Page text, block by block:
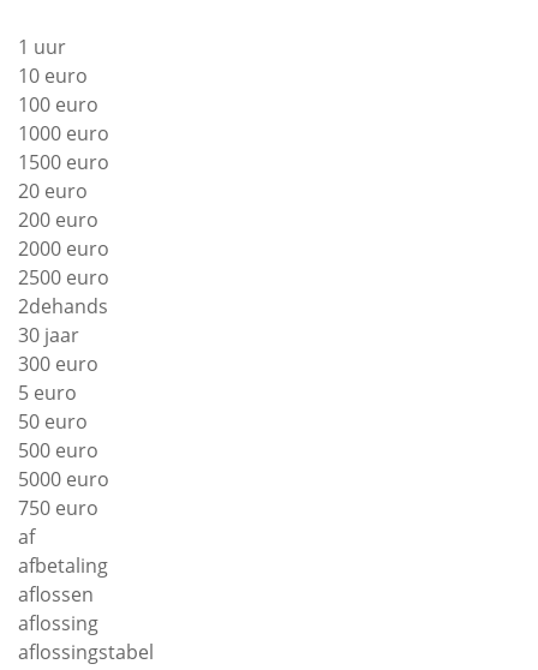
1 uur
10 euro
100 euro
1000 euro
1500 euro
20 euro
200 euro
2000 euro
2500 euro
2dehands
30 jaar
300 euro
5 euro
50 euro
500 euro
5000 euro
750 euro
af
afbetaling
aflossen
aflossing
aflossingstabel